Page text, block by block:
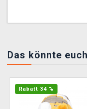
Das könnte
Rabatt 34 %